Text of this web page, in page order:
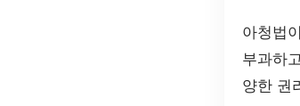
아청법
부과하
양한 권